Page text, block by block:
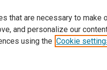
le contenu de ce site: Copyright ©
de données, a la formation en IA et
that are necessary to make
and personalize our
using the Cookie